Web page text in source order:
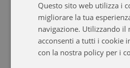
Questo sito web utilizza i
migliorare la tua
navigazione. Utilizzando il
acconsenti a tutti i cookie
con la nostra policy per i